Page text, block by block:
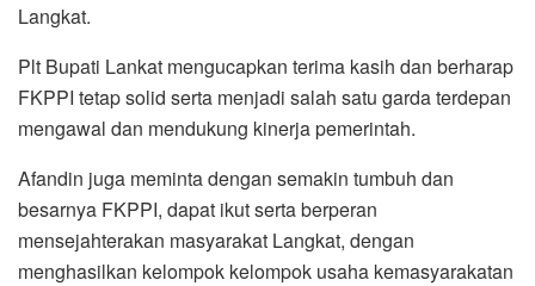
Langkat.
Plt Bupati Lankat mengucapkan terima kasih dan berharap
FKPPI tetap solid serta menjadi salah satu garda terdepan
mengawal dan mendukung kinerja pemerintah.
Afandin juga meminta dengan semakin tumbuh dan
besarnya FKPPI, dapat ikut serta berperan
mensejahterakan masyarakat Langkat, dengan
menghasilkan kelompok kelompok usaha kemasyarakatan